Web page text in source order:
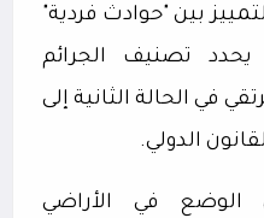
بين "حوادث فردية"
تصنيف الجرائم
في الحالة الثانية إلى
الدولي.
الوضع في الأراضي